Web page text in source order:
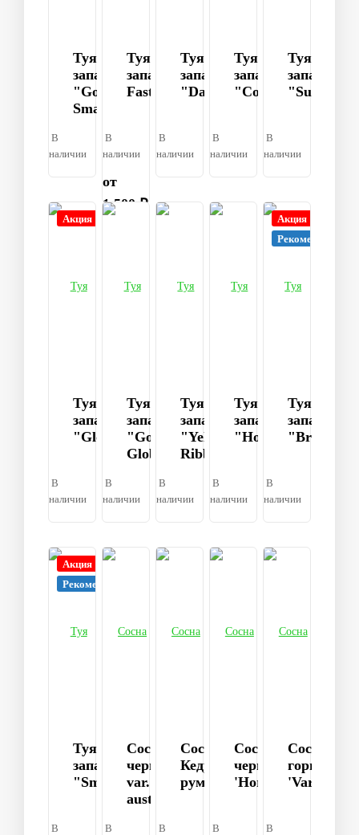
Туя
западная
"Golden
Smaragd"
В
наличии
Туя
западная
Fastigiata
В
наличии
от
1 500 ₽
Туя
западная
"Danica"
В
наличии
Туя
западная
"Columna"
В
наличии
Туя
западная
"Sunkist"
В
наличии
Акция
Туя
западная
"Globosa"
В
наличии
Туя
западная
"Golden
Globe"
В
наличии
Туя
западная
"Yellow
Ribbon"
В
наличии
Туя
западная
"Hoseri"
В
наличии
Акция
Рекомендуем
Туя
западная
"Brabant"
В
наличии
Акция
Рекомендуем
Туя
западная
"Smaragd"
В
Сосна
черная
var.
austriaca
В
Сосна
Кедровая
румелийская
В
Сосна
черная
'Hornibrookiana'
В
Сосна
горная
'Varella'
В